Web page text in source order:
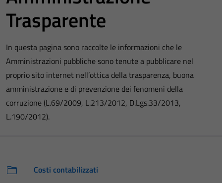
Trasparente
In questa pagina sono raccolte le informazioni che le
Amministrazioni pubbliche sono tenute a pubblicare nel
proprio sito internet nell’ottica della trasparenza, buona
amministrazione e di prevenzione dei fenomeni della
corruzione (L.69/2009, L.213/2012, D.Lgs.33/2013,
L.190/2012).
Costi contabilizzati